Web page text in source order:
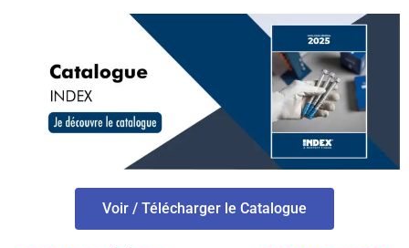
Voir / Télécharger le Catalogue